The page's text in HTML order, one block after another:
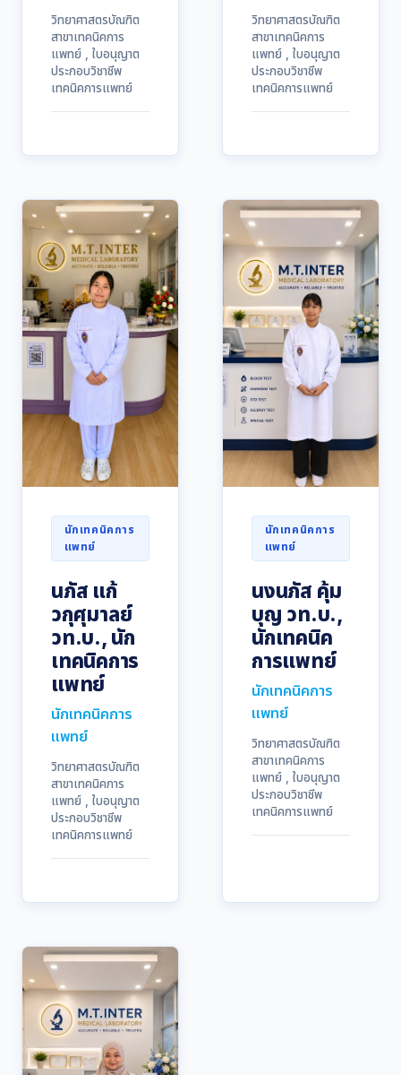
วิทยาศาสตรบัณฑิต
สาขาเทคนิคการ
แพทย์ , ใบอนุญาต
ประกอบวิชาชีพ
เทคนิคการแพทย์
วิทยาศาสตรบัณฑิต
สาขาเทคนิคการ
แพทย์ , ใบอนุญาต
ประกอบวิชาชีพ
เทคนิคการแพทย์
นักเทคนิคการ
แพทย์
นภัส แก้
วกุศุมาลย์
วท.บ., นัก
เทคนิคการ
แพทย์
นักเทคนิคการ
แพทย์
วิทยาศาสตรบัณฑิต
สาขาเทคนิคการ
แพทย์ , ใบอนุญาต
ประกอบวิชาชีพ
เทคนิคการแพทย์
นักเทคนิคการ
แพทย์
นงนภัส คุ้ม
บุญ วท.บ.,
นักเทคนิค
การแพทย์
นักเทคนิคการ
แพทย์
วิทยาศาสตรบัณฑิต
สาขาเทคนิคการ
แพทย์ , ใบอนุญาต
ประกอบวิชาชีพ
เทคนิคการแพทย์